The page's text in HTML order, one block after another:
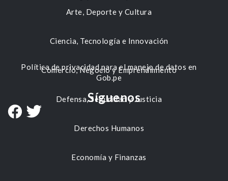
Arte, Deporte y Cultura
Ciencia, Tecnología e Innovación
Comercio, Negocio y Emprendimiento
Defensa, Seguridad y Justicia
Derechos Humanos
Economía y Finanzas
Política de privacidad para el manejo de datos en
Gob.pe
Síguenos